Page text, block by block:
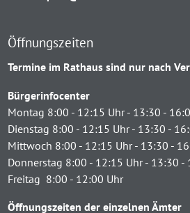
Öffnungszeiten
Termine im Rathaus sind nur nach
Bürgerinfocenter
Montag 8:00 - 12:15 Uhr - 13:30 -
Dienstag 8:00 - 12:15 Uhr - 13:30 -
Mittwoch 8:00 - 12:15 Uhr - 13:30 -
Donnerstag 8:00 - 12:15 Uhr - 13:30 -
Freitag 8:00 - 12:00 Uhr
Öffnungszeiten der einzelnen Ämter